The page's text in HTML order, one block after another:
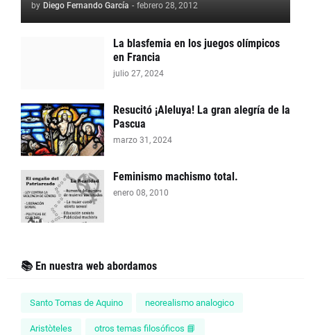
by Diego Fernando García - febrero 28, 2012
La blasfemia en los juegos olímpicos
en Francia
julio 27, 2024
Resucitó ¡Aleluya! La gran alegría de la
Pascua
marzo 31, 2024
Feminismo machismo total.
enero 08, 2010
📚 En nuestra web abordamos
Santo Tomas de Aquino neorealismo analogico
Aristòteles otros temas filosóficos 📘